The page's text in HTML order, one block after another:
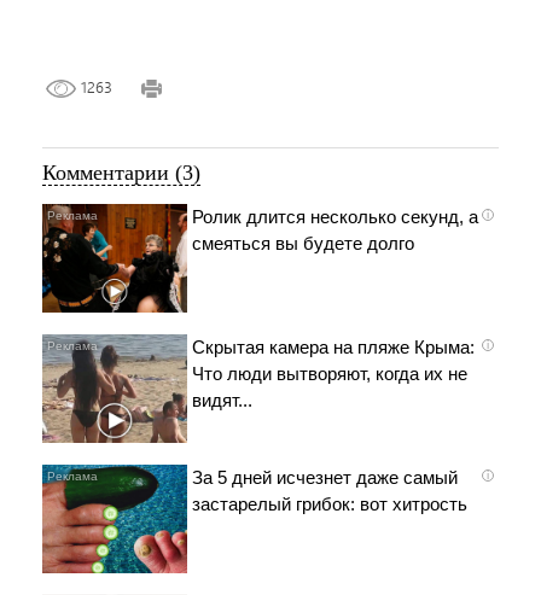
1263
Комментарии (3)
i
Ролик длится несколько секунд, а
смеяться вы будете долго
i
Скрытая камера на пляже Крыма:
Что люди вытворяют, когда их не
видят...
i
За 5 дней исчезнет даже самый
застарелый грибок: вот хитрость